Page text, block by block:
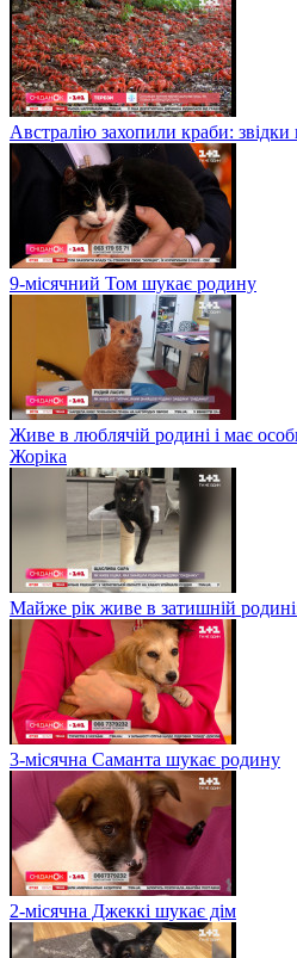
Австралію захопили краби:
9-місячний Том шукає родину
Живе в люблячій родині і має
Жоріка
Майже рік живе в затишній
3-місячна Саманта шукає родину
2-місячна Джеккі шукає дім